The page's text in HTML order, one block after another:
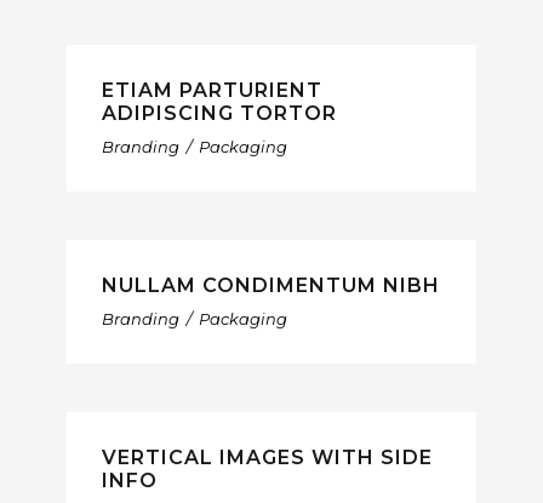
ETIAM PARTURIENT
ADIPISCING TORTOR
Branding / Packaging
NULLAM CONDIMENTUM NIBH
Branding / Packaging
VERTICAL IMAGES WITH SIDE
INFO